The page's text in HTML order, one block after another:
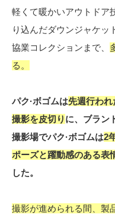
軽くて暖かいアウトドア
り込んだダウンジャケッ
協業コレクションまで、
る。
パク·ボゴムは先週行わ
撮影を皮切り に、ブラン
撮影場でパク·ボゴムは2
ポーズと躍動感のある表
した。
撮影が進められる間、製